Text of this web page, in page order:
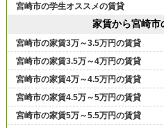
宮崎市の学生オススメの賃貸
家賃から宮崎市
宮崎市の家賃3万～3.5万円の賃貸
宮崎市の家賃3.5万～4万円の賃貸
宮崎市の家賃4万～4.5万円の賃貸
宮崎市の家賃4.5万～5万円の賃貸
宮崎市の家賃5万～5.5万円の賃貸